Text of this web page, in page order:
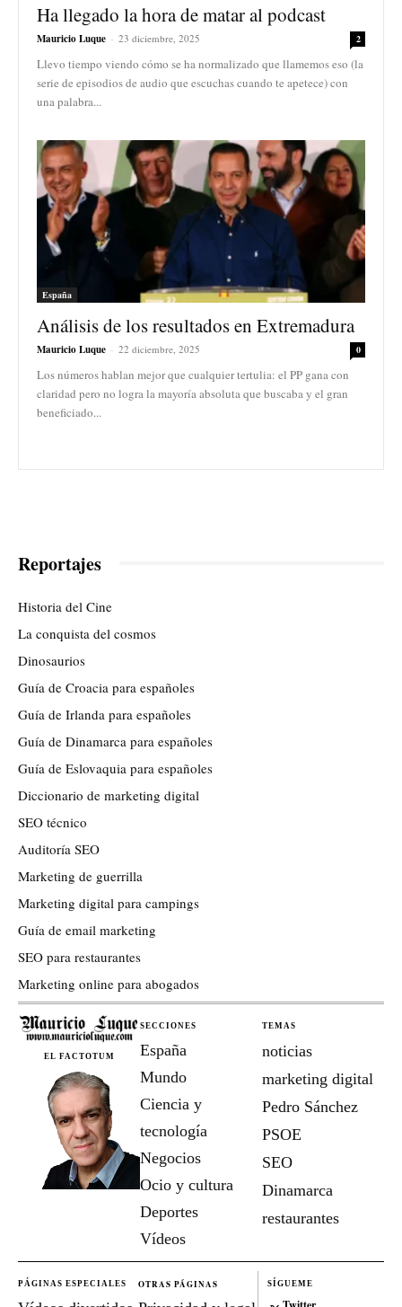
Ha llegado la hora de matar al podcast
Mauricio Luque - 23 diciembre, 2025 2
Llevo tiempo viendo cómo se ha normalizado que llamemos eso (la
serie de episodios de audio que escuchas cuando te apetece) con
una palabra...
España
Análisis de los resultados en Extremadura
Mauricio Luque - 22 diciembre, 2025 0
Los números hablan mejor que cualquier tertulia: el PP gana con
claridad pero no logra la mayoría absoluta que buscaba y el gran
beneficiado...
Reportajes
Historia del Cine
La conquista del cosmos
Dinosaurios
Guía de Croacia para españoles
Guía de Irlanda para españoles
Guía de Dinamarca para españoles
Guía de Eslovaquia para españoles
Diccionario de marketing digital
SEO técnico
Auditoría SEO
Marketing de guerrilla
Marketing digital para campings
Guía de email marketing
SEO para restaurantes
Marketing online para abogados
EL FACTOTUM
SECCIONES
España
Mundo
Ciencia y
tecnología
Negocios
Ocio y cultura
Deportes
Vídeos
TEMAS
noticias
marketing digital
Pedro Sánchez
PSOE
SEO
Dinamarca
restaurantes
PÁGINAS ESPECIALES OTRAS PÁGINAS SÍGUEME